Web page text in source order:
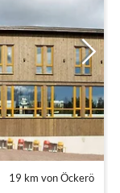
19 km von Öckerö